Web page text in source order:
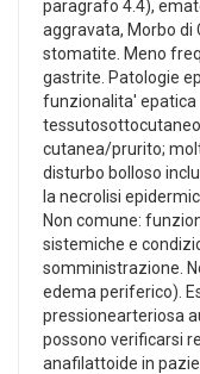
paragrafo 4.4),
aggravata, Morbo di
stomatite. Meno
gastrite. Patologie
funzionalita' epatica
cutanea/prurito;
disturbo bolloso
la necrolisi
Non comune:
sistemiche e
somministrazione.
edema periferico).
pressionearteriosa
possono verificarsi
anafilattoide in